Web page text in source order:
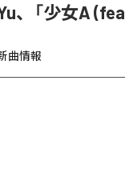
、「少女A
曲情報